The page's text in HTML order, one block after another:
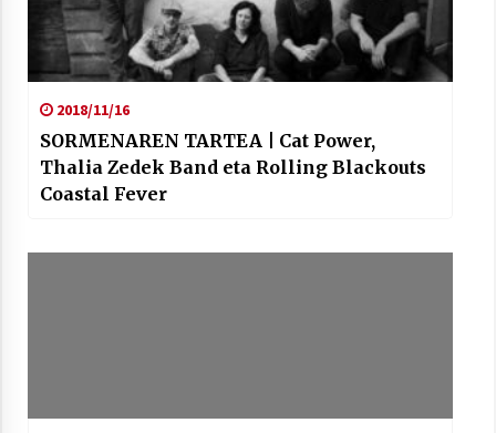
2018/11/16
SORMENAREN TARTEA | Cat Power,
Thalia Zedek Band eta Rolling Blackouts
Coastal Fever